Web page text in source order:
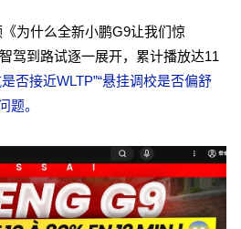
为什么全新小鹏G9让我们惊
驾到路试逐一展开，累计播放达11
否接近WLTP”“悬挂调校是否偏舒
题。